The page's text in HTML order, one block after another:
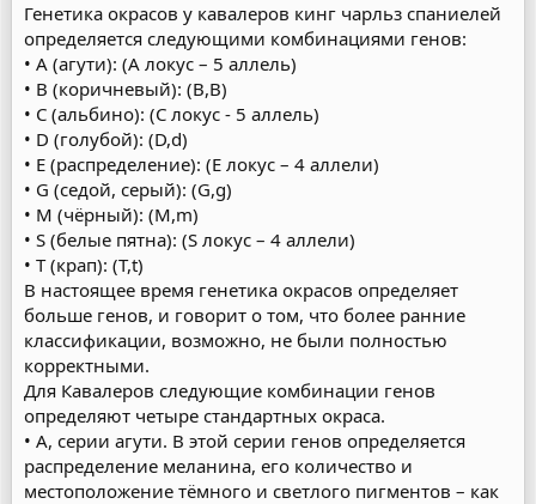
Генетика окрасов у кавалеров кинг чарльз спаниелей
определяется следующими комбинациями генов:
• A (агути): (A локус – 5 аллель)
• B (коричневый): (B,B)
• C (альбино): (C локус - 5 аллель)
• D (голубой): (D,d)
• E (распределение): (E локус – 4 аллели)
• G (седой, серый): (G,g)
• M (чёрный): (M,m)
• S (белые пятна): (S локус – 4 аллели)
• T (крап): (T,t)
В настоящее время генетика окрасов определяет
больше генов, и говорит о том, что более ранние
классификации, возможно, не были полностью
корректными.
Для Кавалеров следующие комбинации генов
определяют четыре стандартных окраса.
• A, серии агути. В этой серии генов определяется
распределение меланина, его количество и
местоположение тёмного и светлого пигментов – как